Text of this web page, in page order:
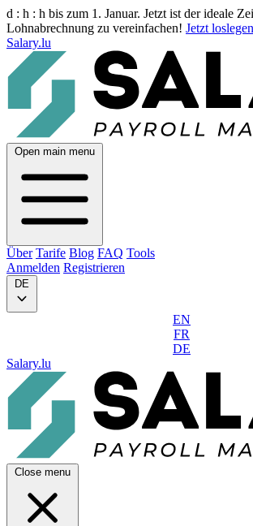
d : h : h bis zum 1. Januar. Jetzt ist der ideale
Lohnabrechnung zu vereinfachen! Jetzt loslegen
Salary.lu
Open main menu
Über Tarife Blog FAQ Tools
Anmelden Registrieren
DE
EN
FR
DE
Salary.lu
Close menu